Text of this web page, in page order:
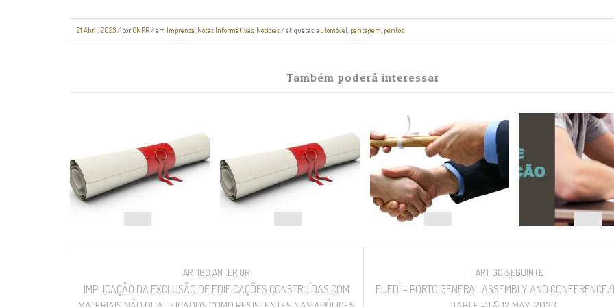
21 Abril, 2023 / por CNPR / em Imprensa Notas Informativas Notícias / etiquetas:automóvel peritagem peritos
Também poderá interessar
ARTIGO ANTERIOR
IMPLICAÇÃO DA EXCLUSÃO DE EDIFICAÇÕES CONSTRUÍDAS COM
ARTIGO SEGUINTE
FUEDÍ – PORTO GENERAL ASSEMBLY AND